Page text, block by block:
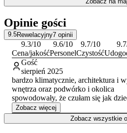
Opinie gości
9.5Rewelacyjny7 opinii
9.3/10
Cena/jakość
9.6/10
Personel
9.7/10
Czystość
9.7
Gość
sierpień 2025
bardzo klimatycznie, architektura i
wnętrza oraz podwórko i okolica
spowodowały, że czułam się jak
wakacjach u babci
Zobacz więcej
Zobacz wszystkie